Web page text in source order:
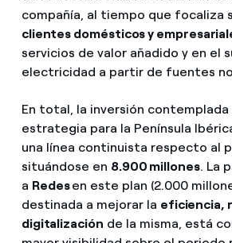
compañía, al tiempo que focaliza
clientes domésticos y
servicios de valor añadido y en el
electricidad a partir de fuentes
En total, la inversión contemplada
estrategia para la Península
una línea continuista respecto al
situándose en 8.900 millones. La
a Redesen este plan (2.000
destinada a mejorar la eficiencia,
digitalización de la misma, está